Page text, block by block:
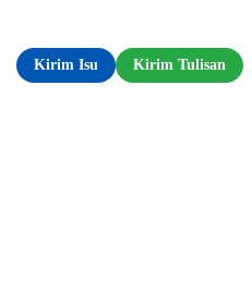
Kirim Isu
Kirim Tulisan